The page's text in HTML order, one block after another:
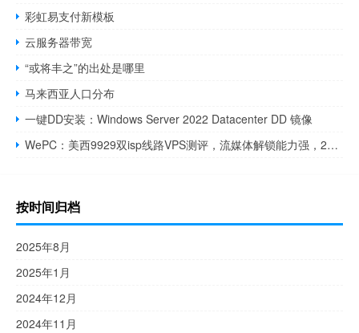
彩虹易支付新模板
云服务器带宽
“或将丰之”的出处是哪里
马来西亚人口分布
一键DD安装：Windows Server 2022 Datacenter DD 镜像
WePC：美西9929双isp线路VPS测评，流媒体解锁能力强，2核1GB内存/300 Mbps@1 TB，月付33.9元起
按时间归档
2025年8月
2025年1月
2024年12月
2024年11月